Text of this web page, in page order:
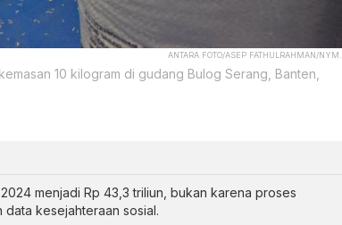
ANTARA FOTO/ASEP FATHULRAHMAN/NYM.
10 kilogram di gudang Bulog Serang, Banten,
menjadi Rp 43,3 triliun, bukan karena proses
kesejahteraan sosial.